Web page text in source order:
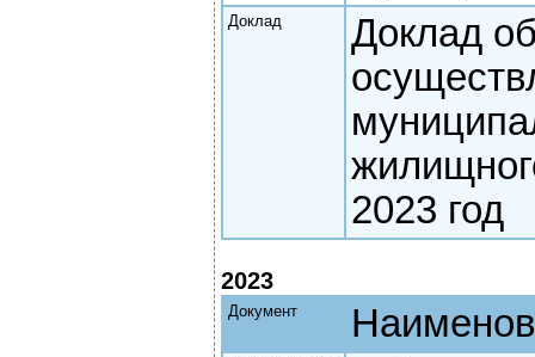
Доклад
Доклад
2023 год
2023
Документ